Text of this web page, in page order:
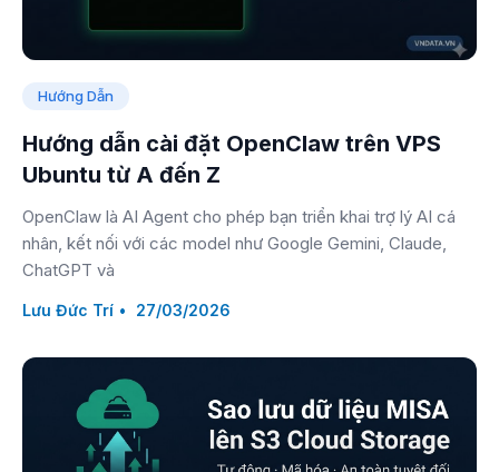
Hướng Dẫn
Hướng dẫn cài đặt OpenClaw trên VPS
Ubuntu từ A đến Z
OpenClaw là AI Agent cho phép bạn triển khai trợ lý AI cá
nhân, kết nối với các model như Google Gemini, Claude,
ChatGPT và
Lưu Đức Trí 27/03/2026